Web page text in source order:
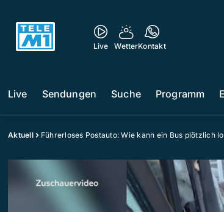
Live WetterKontakt
Live Sendungen Suche Programm
Aktuell Führerloses Postauto: Wie kann ein Bus plötzlich